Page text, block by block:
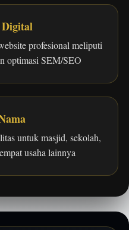
profesional meliputi
optimasi SEM/SEO
untuk masjid, sekolah,
usaha lainnya